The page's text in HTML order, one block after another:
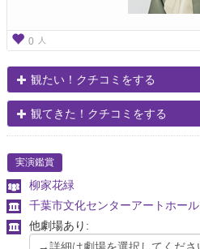
0 人
観たい！クチコミをする
観てきた！クチコミをする
実演鑑賞
柳家花緑
千葉市文化センターアートホール
他劇場あり: